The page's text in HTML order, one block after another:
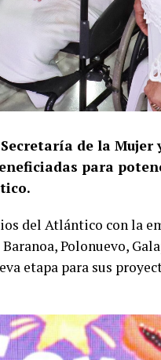
de la Mujer
para
del Atlántico con la
Polonuevo,
etapa para sus